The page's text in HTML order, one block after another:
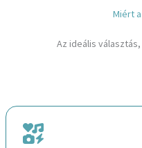
Miért
Az ideális